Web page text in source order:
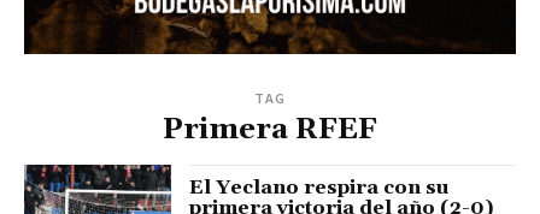
TAG
Primera RFEF
El Yeclano respira con su
primera victoria del año (2-0)